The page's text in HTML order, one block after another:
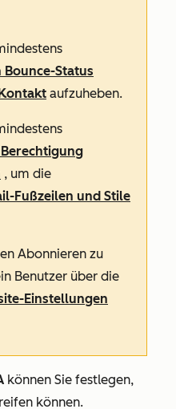
Bounce-Status
aufzuheben.
, um die
Fußzeilen und Stile
Abonnieren zu
Benutzer über die
Einstellungen
können Sie festlegen,
können.